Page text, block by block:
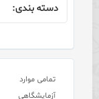
تمامی موارد
آزمایشگاهی